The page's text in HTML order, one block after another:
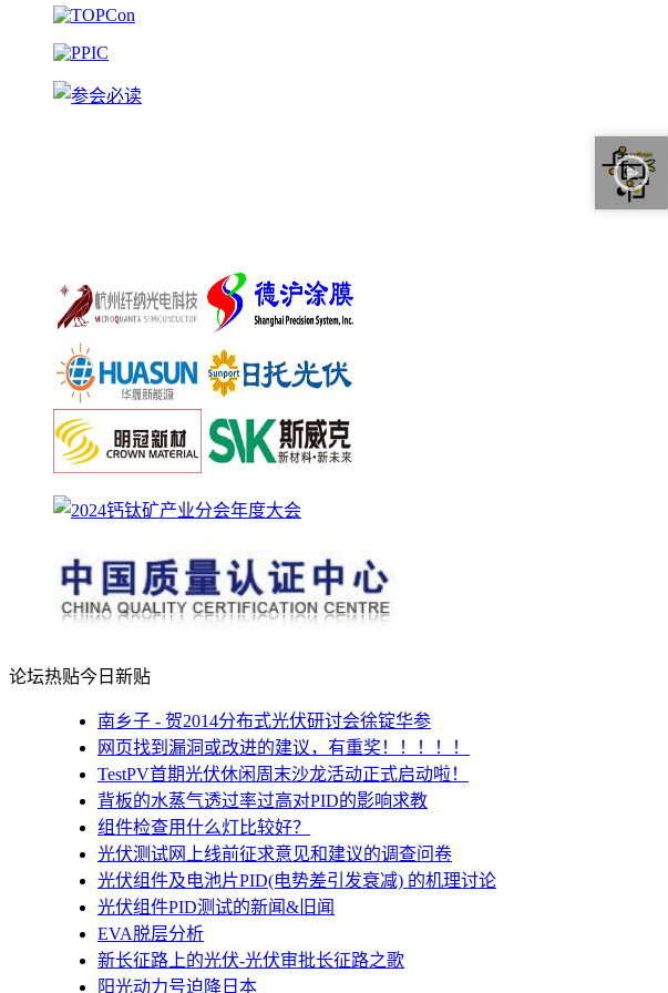
论坛热贴今日新贴
南乡子 - 贺2014分布式光伏研讨会徐锭华参
网页找到漏洞或改进的建议，有重奖！！！！！
TestPV首期光伏休闲周末沙龙活动正式启动啦！
背板的水蒸气透过率过高对PID的影响求教
组件检查用什么灯比较好？
光伏测试网上线前征求意见和建议的调查问卷
光伏组件及电池片PID(电势差引发衰减) 的机理讨论
光伏组件PID测试的新闻&旧闻
EVA脱层分析
新长征路上的光伏-光伏审批长征路之歌
阳光动力号迫降日本